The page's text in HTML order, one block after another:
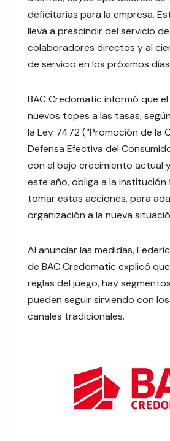
deficitarias para la empresa.
lleva a prescindir del servicio
colaboradores directos y al
de servicio en los próximos
BAC Credomatic informó que
nuevos topes a las tasas,
la Ley 7472 (“Promoción de la
Defensa Efectiva del
con el bajo crecimiento actual
este año, obliga a la institución
tomar estas acciones, para
organización a la nueva
Al anunciar las medidas,
de BAC Credomatic explicó
reglas del juego, hay
pueden seguir sirviendo con
canales tradicionales.